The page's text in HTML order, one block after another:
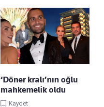
‘Döner kralı’nın oğlu
mahkemelik oldu
Kaydet